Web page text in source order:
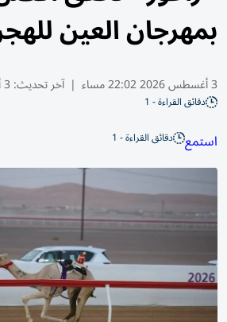
بمهرجان العين
3 أغسطس 2026 22:02 مساء | آخر تحديث: 3 أغسطس 22:06 2026
دقائق القراءة - 1
استمع دقائق القراءة - 1